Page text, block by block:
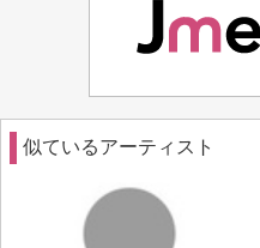
似ているアーティスト